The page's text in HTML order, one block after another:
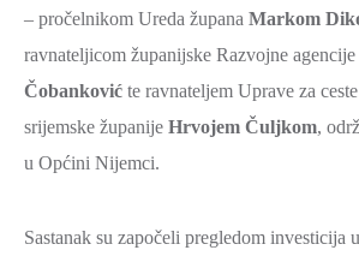
– pročelnikom Ureda župana Markom
ravnateljicom županijske Razvojne agencije
Čobanković te ravnateljem Uprave za
srijemske županije Hrvojem Čuljkom,
u Općini Nijemci.
Sastanak su započeli pregledom investicija